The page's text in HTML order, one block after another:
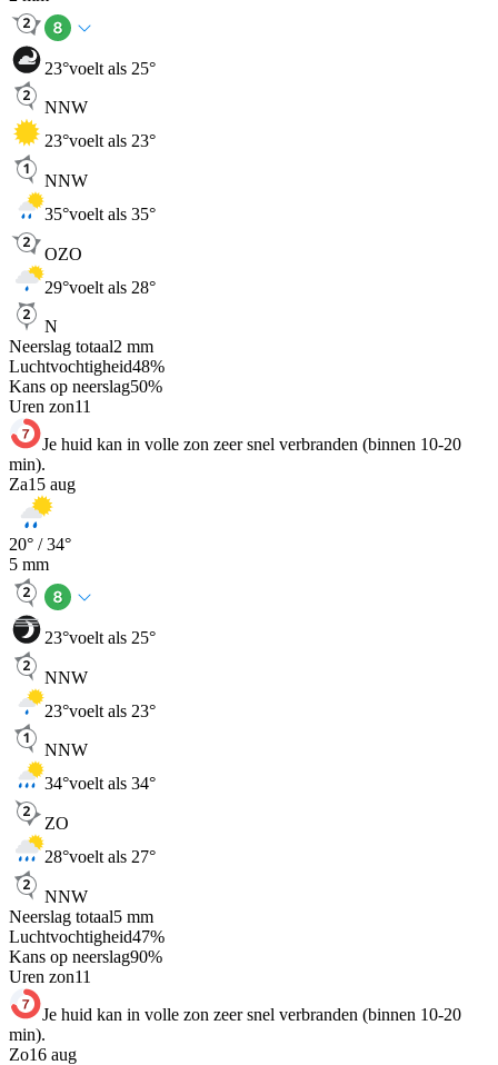
23°voelt als 25°
NNW
23°voelt als 23°
NNW
35°voelt als 35°
OZO
29°voelt als 28°
N
Neerslag totaal2 mm
Luchtvochtigheid48%
Kans op neerslag50%
Uren zon11
Je huid kan in volle zon zeer snel verbranden (binnen 10-20
min).
Za15 aug
20° /34°
5 mm
23°voelt als 25°
NNW
23°voelt als 23°
NNW
34°voelt als 34°
ZO
28°voelt als 27°
NNW
Neerslag totaal5 mm
Luchtvochtigheid47%
Kans op neerslag90%
Uren zon11
Je huid kan in volle zon zeer snel verbranden (binnen 10-20
min).
Zo16 aug